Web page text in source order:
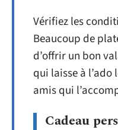
Vérifiez les
Beaucoup de
d’offrir un bon
qui laisse à l’ado
amis qui
Cadeau